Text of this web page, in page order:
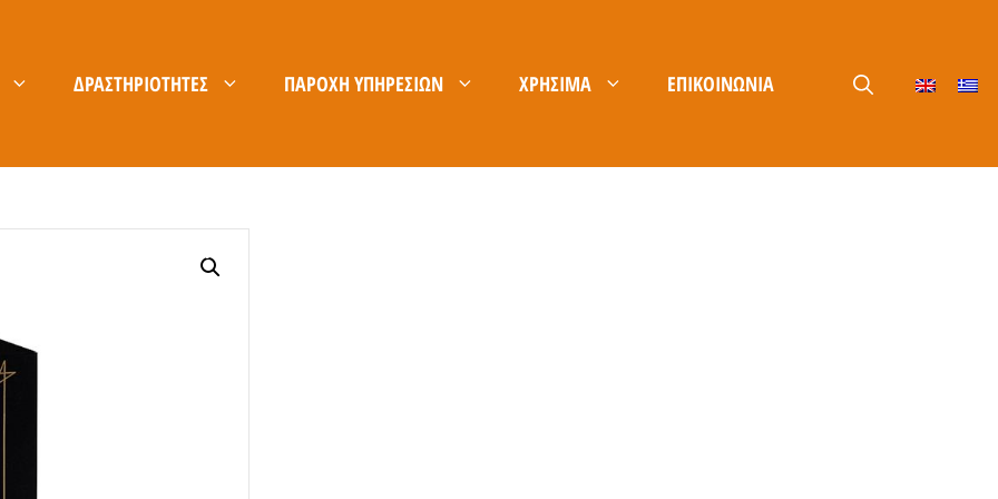
ΔΡΑΣΤΗΡΙΌΤΗΤΕΣ ΠΑΡΟΧΉ ΥΠΗΡΕΣΙΏΝ ΧΡΉΣΙΜΑ ΕΠΙΚΟΙΝΩΝΊΑ
ΚΑΡΊΕΡΑ